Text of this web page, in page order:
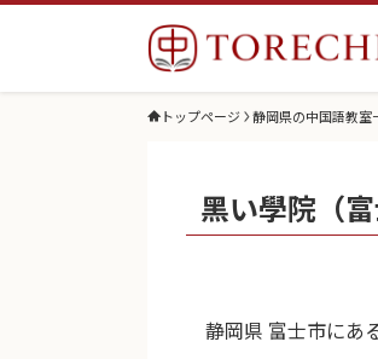
トップページ 静岡県の中国語教室
黑い學院（富
静岡県 富士市にあ